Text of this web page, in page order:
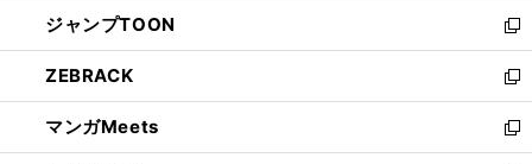
く
で
開
く
ド
ウ
で
開
く
ィ
ン
ド
ウ
で
開
い
ウ
ィ
ン
ド
ウ
ジャンプTOON
新
し
い
ウ
ィ
ン
ZEBRACK
新
し
い
ウ
マンガMeets
新
し